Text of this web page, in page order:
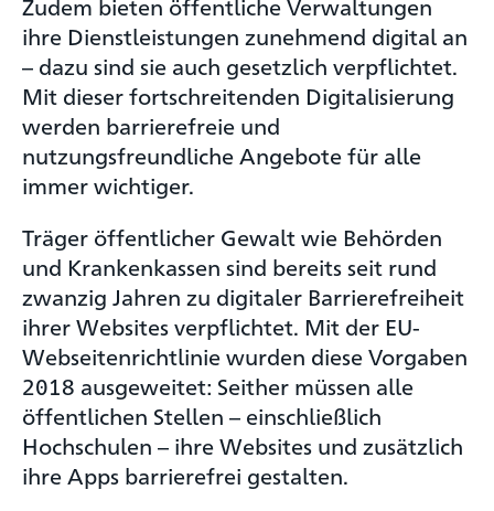
Zudem bieten öffentliche Verwaltungen
ihre Dienstleistungen zunehmend digital an
– dazu sind sie auch gesetzlich verpflichtet.
Mit dieser fortschreitenden Digitalisierung
werden barrierefreie und
nutzungsfreundliche Angebote für alle
immer wichtiger.
Träger öffentlicher Gewalt wie Behörden
und Krankenkassen sind bereits seit rund
zwanzig Jahren zu digitaler Barrierefreiheit
ihrer Websites verpflichtet. Mit der EU-
Webseitenrichtlinie wurden diese Vorgaben
2018 ausgeweitet: Seither müssen alle
öffentlichen Stellen – einschließlich
Hochschulen – ihre Websites und zusätzlich
ihre Apps barrierefrei gestalten.